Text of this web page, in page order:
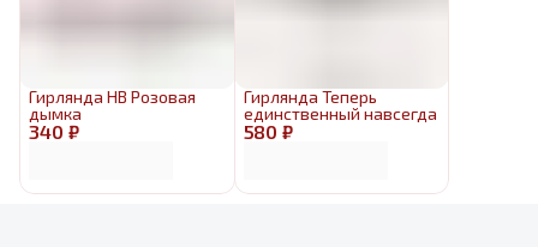
340 ₽
Гирлянда HB Розовая
дымка
580 ₽
Гирлянда Теперь
единственный навсегда